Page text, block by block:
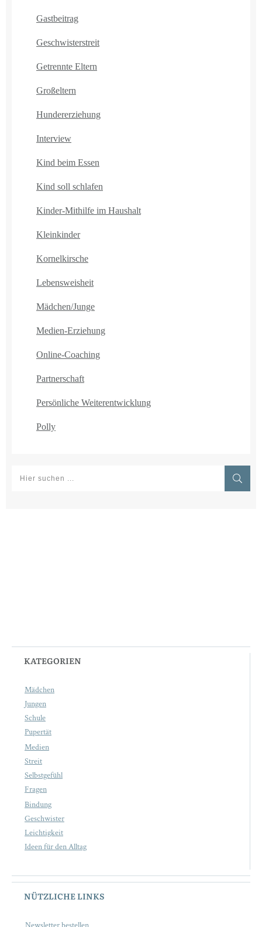
Gastbeitrag
Geschwisterstreit
Getrennte Eltern
Großeltern
Hundererziehung
Interview
Kind beim Essen
Kind soll schlafen
Kinder-Mithilfe im Haushalt
Kleinkinder
Kornelkirsche
Lebensweisheit
Mädchen/Junge
Medien-Erziehung
Online-Coaching
Partnerschaft
Persönliche Weiterentwicklung
Polly
KATEGORIEN
Mädchen
Jungen
Schule
Pupertät
Medien
Streit
Selbstgefühl
Fragen
Bindung
Geschwister
Leichtigkeit
Ideen für den Alltag
NÜTZLICHE LINKS